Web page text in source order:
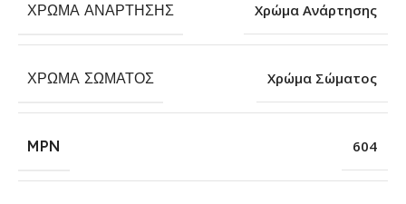
ΧΡΏΜΑ ΑΝΆΡΤΗΣΗΣ Χρώμα Ανάρτησης
ΧΡΏΜΑ ΣΏΜΑΤΟΣ Χρώμα Σώματος
MPN 604